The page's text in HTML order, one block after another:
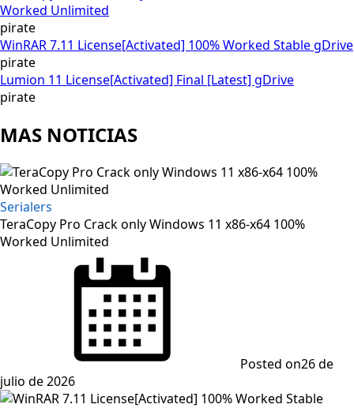
Worked Unlimited
pirate
WinRAR 7.11 License[Activated] 100% Worked Stable gDrive
pirate
Lumion 11 License[Activated] Final [Latest] gDrive
pirate
MAS NOTICIAS
Serialers
TeraCopy Pro Crack only Windows 11 x86-x64 100%
Worked Unlimited
Posted on26 de
julio de 2026